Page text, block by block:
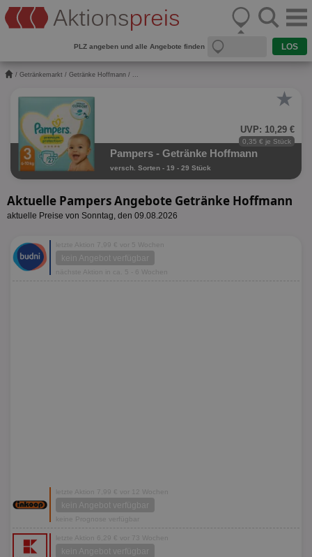
PLZ angeben und alle Angebote finden
/ Getränkemarkt / Getränke Hoffmann / ...
★
UVP: 10,29 €
0,35 € je Stück
Pampers - Getränke Hoffmann
versch. Sorten - 19 - 29 Stück
Aktuelle Pampers Angebote Getränke Hoffmann
aktuelle Preise von Sonntag, den 09.08.2026
letzte Aktion 7,99 € vor 5 Wochen
kein Angebot verfügbar
nächste Aktion in ca. 5 - 6 Wochen
letzte Aktion 7,99 € vor 12 Wochen
kein Angebot verfügbar
keine Prognose verfügbar
letzte Aktion 6,29 € vor 73 Wochen
kein Angebot verfügbar